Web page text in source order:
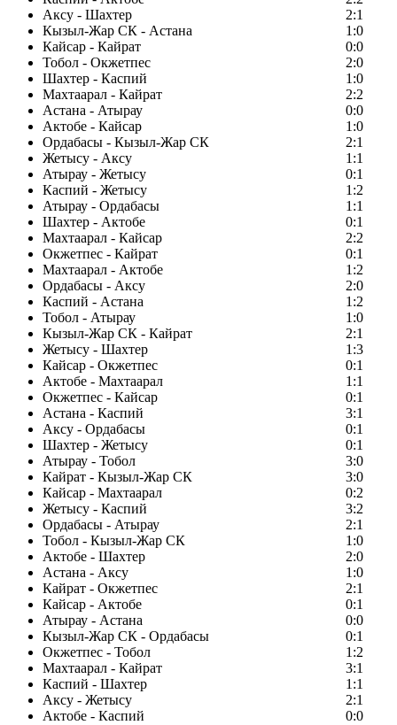
Аксу - Шахтер
2:1
Кызыл-Жар СК - Астана
1:0
Кайсар - Кайрат
0:0
Тобол - Окжетпес
2:0
Шахтер - Каспий
1:0
Махтаарал - Кайрат
2:2
Астана - Атырау
0:0
Актобе - Кайсар
1:0
Ордабасы - Кызыл-Жар СК
2:1
Жетысу - Аксу
1:1
Атырау - Жетысу
0:1
Каспий - Жетысу
1:2
Атырау - Ордабасы
1:1
Шахтер - Актобе
0:1
Махтаарал - Кайсар
2:2
Окжетпес - Кайрат
0:1
Махтаарал - Актобе
1:2
Ордабасы - Аксу
2:0
Каспий - Астана
1:2
Тобол - Атырау
1:0
Кызыл-Жар СК - Кайрат
2:1
Жетысу - Шахтер
1:3
Кайсар - Окжетпес
0:1
Актобе - Махтаарал
1:1
Окжетпес - Кайсар
0:1
Астана - Каспий
3:1
Аксу - Ордабасы
0:1
Шахтер - Жетысу
0:1
Атырау - Тобол
3:0
Кайрат - Кызыл-Жар СК
3:0
Кайсар - Махтаарал
0:2
Жетысу - Каспий
3:2
Ордабасы - Атырау
2:1
Тобол - Кызыл-Жар СК
1:0
Актобе - Шахтер
2:0
Астана - Аксу
1:0
Кайрат - Окжетпес
2:1
Кайсар - Актобе
0:1
Атырау - Астана
0:0
Кызыл-Жар СК - Ордабасы
0:1
Окжетпес - Тобол
1:2
Махтаарал - Кайрат
3:1
Каспий - Шахтер
1:1
Аксу - Жетысу
2:1
Актобе - Каспий
0:0